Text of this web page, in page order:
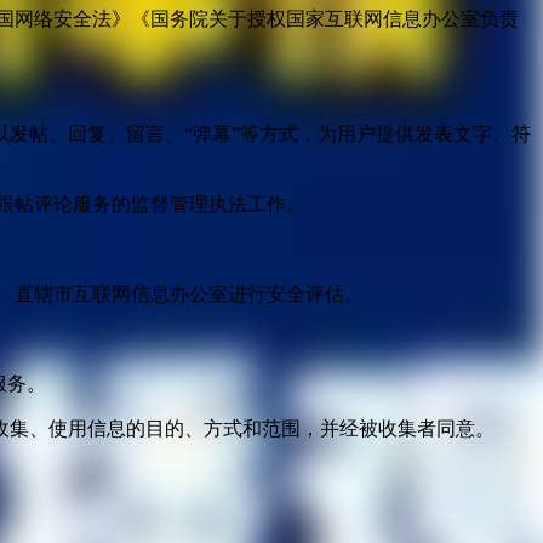
络安全法》《国务院关于授权国家互联网信息办公室负责
帖、回复、留言、“弹幕”等方式，为用户提供发表文字、符
评论服务的监督管理执法工作。
辖市互联网信息办公室进行安全评估。
务。
、使用信息的目的、方式和范围，并经被收集者同意。